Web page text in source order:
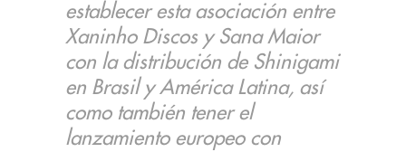
establecer esta asociación entre
Xaninho Discos y Sana Maior
con la distribución de Shinigami
en Brasil y América Latina, así
como también tener el
lanzamiento europeo con